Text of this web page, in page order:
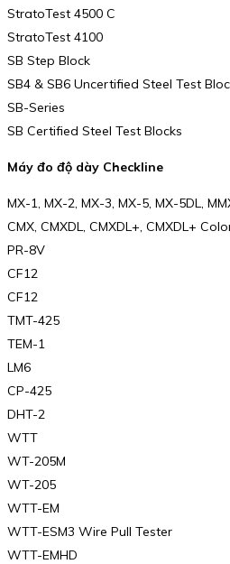
StratoTest 4500 C
StratoTest 4100
SB Step Block
SB4 & SB6 Uncertified Steel Test
SB-Series
SB Certified Steel Test Blocks
Máy đo độ dày Checkline
MX-1, MX-2, MX-3, MX-5, MX-5DL,
CMX, CMXDL, CMXDL+, CMXDL+
PR-8V
CF12
CF12
TMT-425
TEM-1
LM6
CP-425
DHT-2
WTT
WT-205M
WT-205
WTT-EM
WTT-ESM3 Wire Pull Tester
WTT-EMHD